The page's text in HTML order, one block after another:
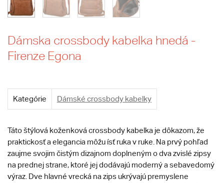
Dámska crossbody kabelka hnedá -
Firenze Egona
Kategórie Dámské crossbody kabelky
Táto štýlová koženková crossbody kabelka je dôkazom, že
praktickosť a elegancia môžu ísť ruka v ruke. Na prvý pohľad
zaujme svojim čistým dizajnom doplneným o dva zvislé zipsy
na prednej strane, ktoré jej dodávajú moderný a sebavedomý
výraz. Dve hlavné vrecká na zips ukrývajú premyslene